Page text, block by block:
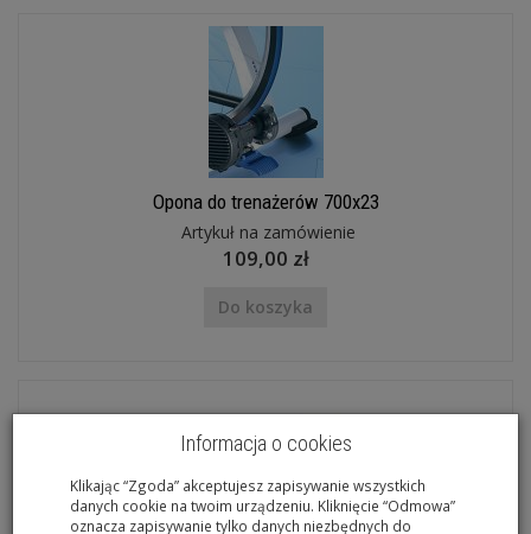
Opona do trenażerów 700x23
Artykuł na zamówienie
109,00 zł
Do koszyka
Informacja o cookies
Klikając “Zgoda” akceptujesz zapisywanie wszystkich
danych cookie na twoim urządzeniu. Kliknięcie “Odmowa”
oznacza zapisywanie tylko danych niezbędnych do